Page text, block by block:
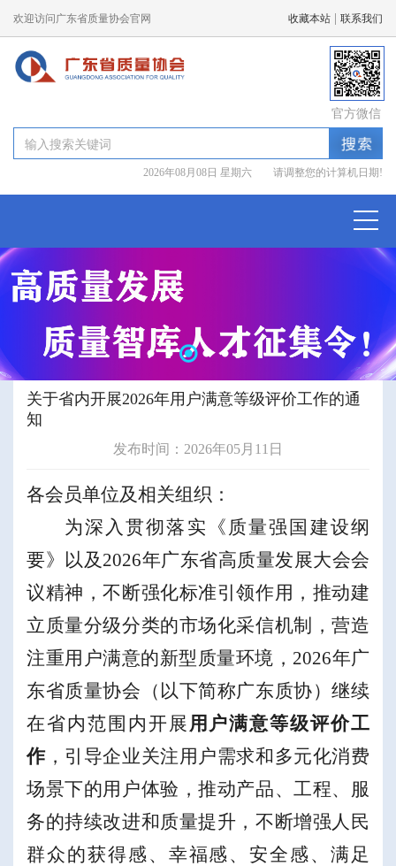
欢迎访问广东省质量协会官网 收藏本站 联系我们
官方微信
2026年08月08日 星期六 请调整您的计算机日期!
关于省内开展2026年用户满意等级评价工作的通
知
发布时间：2026年05月11日
各会员单位及相关组织：
为深入贯彻落实《质量强国建设纲
要》
以及 2026年广东省高质量发展大会会
议精神，不断强化标准引领作用，推动建
立质量分级分类的市场化采信机制，营造
注重用户满意的新型质量环境 ， 2026年广
东省质量协会（ 以下简称广东质协）继续
在省内范围内开展用户满意等级评价工
作， 引导企业关注用户需求和多元化消费
场景下的用户体验 ，推动产品、工程、服
务的持续改进和质量提升，不断增强人民
群众的获得感、幸福感、安全感 、满足